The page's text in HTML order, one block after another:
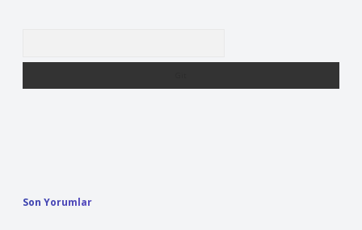
Son Yorumlar